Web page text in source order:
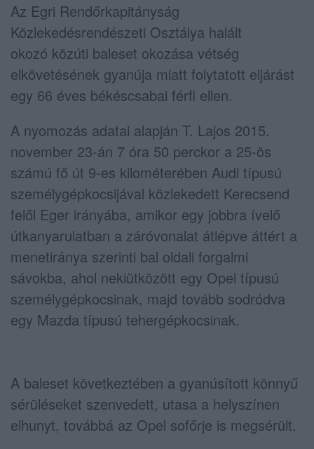
Az Egri Rendőrkapitányság
Közlekedésrendészeti Osztálya halált
okozó közúti baleset okozása vétség
elkövetésének gyanúja miatt folytatott eljárást
egy 66 éves békéscsabai férfi ellen.
A nyomozás adatai alapján T. Lajos 2015.
november 23-án 7 óra 50 perckor a 25-ös
számú fő út 9-es kilométerében Audi típusú
személygépkocsijával közlekedett Kerecsend
felől Eger irányába, amikor egy jobbra ívelő
útkanyarulatban a záróvonalat átlépve áttért a
menetiránya szerinti bal oldali forgalmi
sávokba, ahol nekiütközött egy Opel típusú
személygépkocsinak, majd tovább sodródva
egy Mazda típusú tehergépkocsinak.
A baleset következtében a gyanúsított könnyű
sérüléseket szenvedett, utasa a helyszínen
elhunyt, továbbá az Opel sofőrje is megsérült.